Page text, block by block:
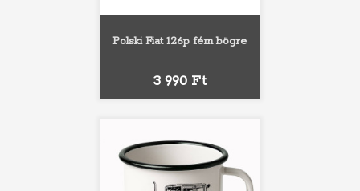
Polski Fiat 126p fém bögre
Ár
3 990 Ft